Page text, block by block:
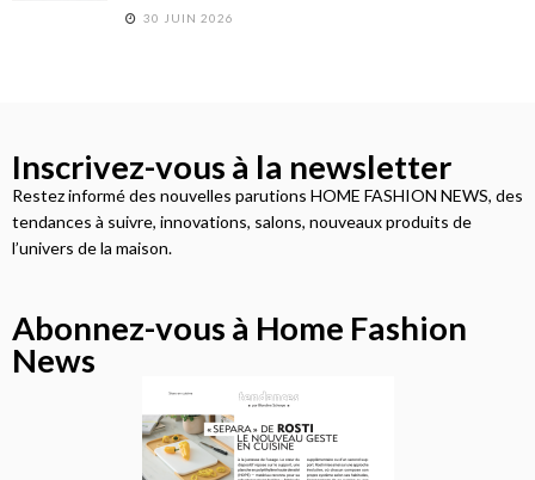
30 JUIN 2026
Inscrivez-vous à la newsletter
Restez informé des nouvelles parutions HOME FASHION NEWS, des
tendances à suivre, innovations, salons, nouveaux produits de
l’univers de la maison.
Abonnez-vous à Home Fashion
News